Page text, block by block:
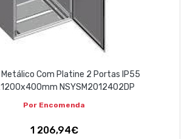
Com Platine 2 Portas IP55
NSYSM2012402DP
Por Encomenda
1 206,94€